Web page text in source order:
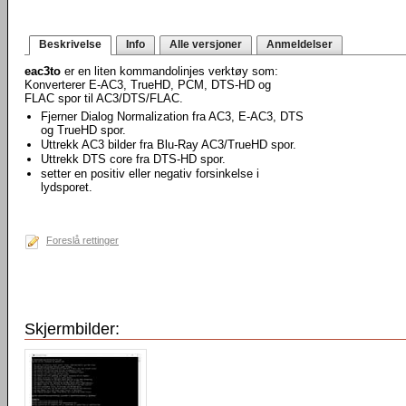
Beskrivelse Info Alle versjoner Anmeldelser
eac3to er en liten kommandolinjes verktøy som:
Konverterer E-AC3, TrueHD, PCM, DTS-HD og
FLAC spor til AC3/DTS/FLAC.
Fjerner Dialog Normalization fra AC3, E-AC3, DTS
og TrueHD spor.
Uttrekk AC3 bilder fra Blu-Ray AC3/TrueHD spor.
Uttrekk DTS core fra DTS-HD spor.
setter en positiv eller negativ forsinkelse i
lydsporet.
Foreslå rettinger
Skjermbilder: